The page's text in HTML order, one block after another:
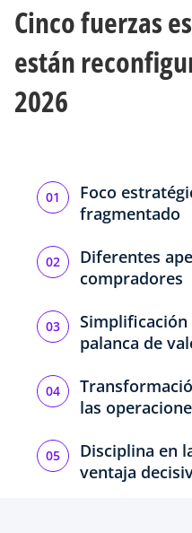
Cinco fuerzas
están
2026
Foco
fragmentado
Diferentes
compradores
palanca de
las
Disciplina en
ventaja